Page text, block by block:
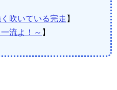
吹いている完走 】
流よ！～ 】